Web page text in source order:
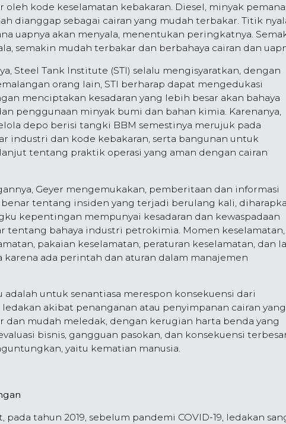
oleh kode keselamatan kebakaran. Diesel, minyak
dianggap sebagai cairan yang mudah terbakar. Titik
uapnya akan menyala, menentukan peringkatnya.
semakin mudah terbakar dan berbahaya cairan dan
Steel Tank Institute (STI) selalu mengisyaratkan, dengan
orang lain, STI berharap dapat mengedukasi
menciptakan kesadaran yang lebih besar akan bahaya
penggunaan minyak bumi dan bahan kimia. Karenanya,
depo berisi tangki BBM semestinya merujuk pada
industri dan kode kebakaran, serta bangunan untuk
tentang praktik operasi yang aman dengan cairan
Geyer mengemukakan, pemberitaan dan informasi
tentang insiden yang terjadi berulang kali,
kepentingan mempunyai kesadaran dan kewaspadaan
tentang bahaya industri petrokimia. Momen keselamatan,
pakaian keselamatan, peraturan keselamatan, dan
karena ada perintah dan aturan dalam manajemen
adalah untuk senantiasa merespon konsekuensi dari
ledakan akibat penanganan atau penyimpanan cairan yang
dan mudah meledak, dengan kerugian harta benda yang
bisnis, gangguan pasokan, dan konsekuensi
yaitu kematian manusia.
pada tahun 2019, sebelum pandemi COVID-19, ledakan